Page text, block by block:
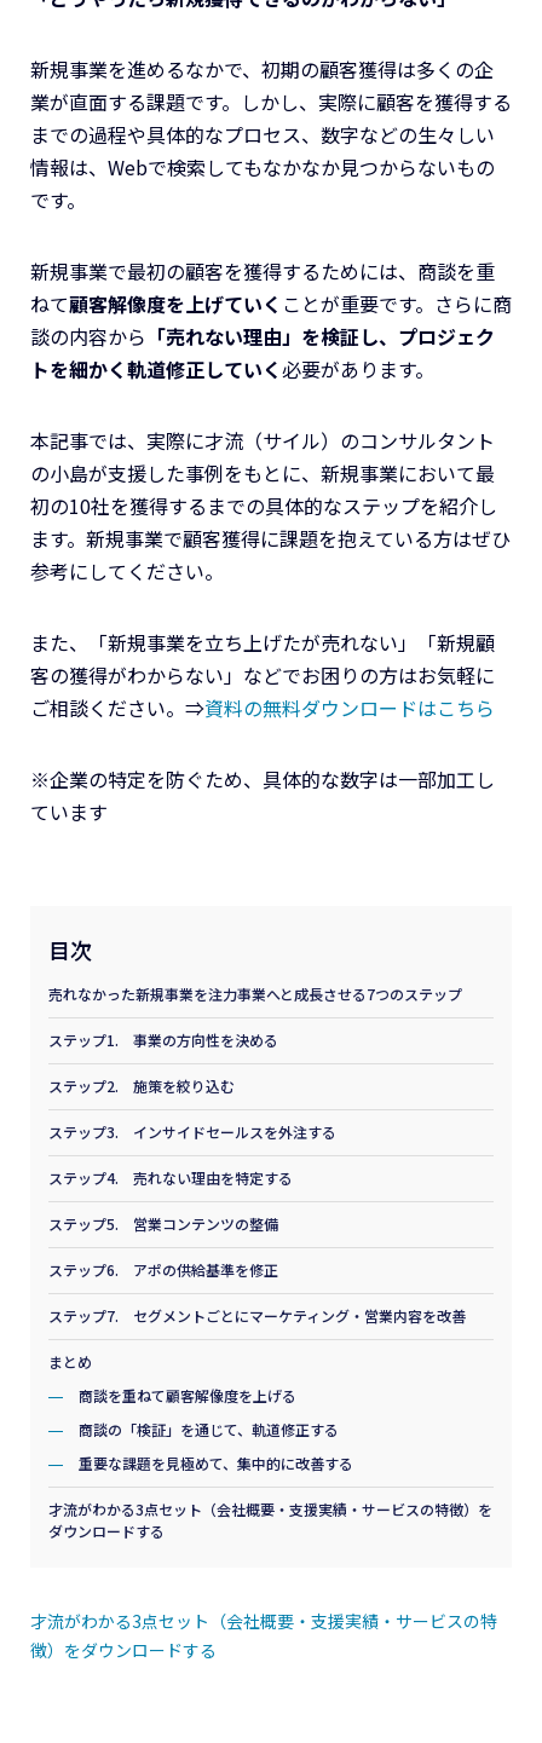
新規事業を進めるなかで、初期の顧客獲得は多くの企
業が直面する課題です。しかし、実際に顧客を獲得する
までの過程や具体的なプロセス、数字などの生々しい
情報は、Webで検索してもなかなか見つからないもの
です。
新規事業で最初の顧客を獲得するためには、商談を重
ねて顧客解像度を上げていく ことが重要です。さらに商
談の内容から 「売れない理由」を検証し、プロジェク
トを細かく軌道修正していく必要があります。
本記事では、実際に才流（サイル）のコンサルタント
の小島が支援した事例をもとに、新規事業において最
初の10社を獲得するまでの具体的なステップを紹介し
ます。新規事業で顧客獲得に課題を抱えている方はぜひ
参考にしてください。
また、「新規事業を立ち上げたが売れない」「新規顧
客の獲得がわからない」などでお困りの方はお気軽に
ご相談ください。⇒資料の無料ダウンロードはこちら
※企業の特定を防ぐため、具体的な数字は一部加工し
ています
目次
売れなかった新規事業を注力事業へと成長させる7つのステップ
ステップ1. 事業の方向性を決める
ステップ2. 施策を絞り込む
ステップ3. インサイドセールスを外注する
ステップ4. 売れない理由を特定する
ステップ5. 営業コンテンツの整備
ステップ6. アポの供給基準を修正
ステップ7. セグメントごとにマーケティング・営業内容を改善
まとめ
商談を重ねて顧客解像度を上げる
商談の「検証」を通じて、軌道修正する
重要な課題を見極めて、集中的に改善する
才流がわかる3点セット（会社概要・支援実績・サービスの特徴）を
ダウンロードする
才流がわかる3点セット（会社概要・支援実績・サービスの特
徴）をダウンロードする